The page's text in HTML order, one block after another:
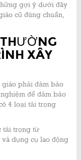
gợi ý dưới đây
cũ đúng chuẩn,
XÂY
phải đảm bảo
để đảm bảo
4 loại tải trọng
tải trọng từ
dụng cụ lao động